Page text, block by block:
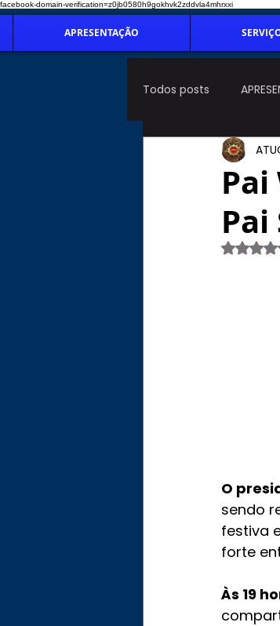
facebook-domain-verification=z0jb0580h9gokhvk2zddvla4mhrxxi
APRESENTAÇÃO
Todos posts
O
sendo
festiva
forte
Às 19